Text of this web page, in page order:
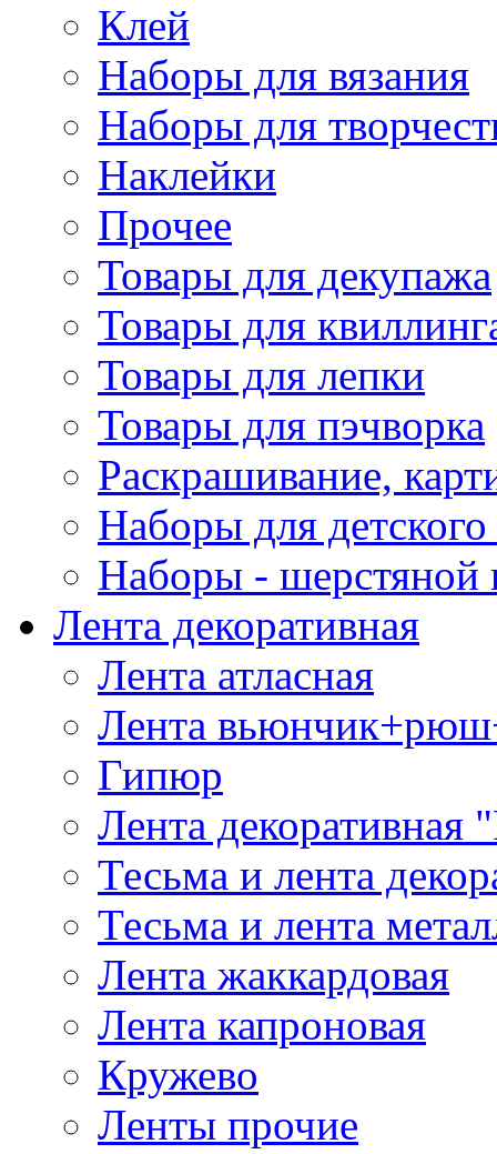
Клей
Наборы для вязания
Наборы для
Наклейки
Прочее
Товары для декупажа
Товары для
Товары для лепки
Товары для пэчворка
Раскрашивание,
Наборы для
Наборы - шерстяной
Лента декоративная
Лента атласная
Лента
Гипюр
Лента декоративная
Тесьма и лента
Тесьма и лента
Лента жаккардовая
Лента капроновая
Кружево
Ленты прочие